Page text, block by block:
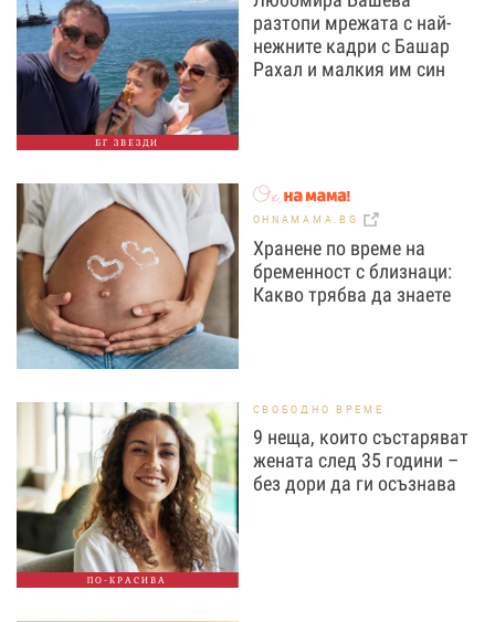
БГ ЗВЕЗДИ
разтопи мрежата с най-
нежните кадри с Башар
Рахал и малкия им син
OHNAMAMA.BG
Хранене по време на
бременност с близнаци:
Какво трябва да знаете
ПО-КРАСИВА
СВОБОДНО ВРЕМЕ
9 неща, които състаряват
жената след 35 години –
без дори да ги осъзнава